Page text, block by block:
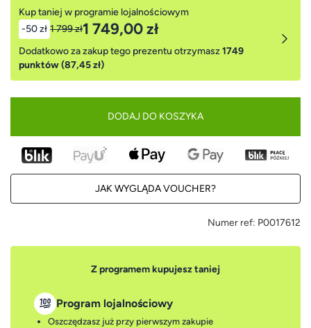
Kup taniej w programie lojalnościowym
-50 zł 1 799 zł1 749,00 zł
Dodatkowo za zakup tego prezentu otrzymasz1749
punktów (87,45 zł)
DODAJ DO KOSZYKA
JAK WYGLĄDA VOUCHER?
Numer ref: P0017612
Z programem kupujesz taniej
Program lojalnościowy
Oszczędzasz już przy pierwszym zakupie